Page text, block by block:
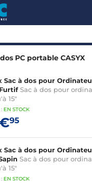
PC portable CASYX
Sac à dos pour
Sac à dos pour
15"
: EN STOCK
95
Sac à dos pour
Sac à dos pour
15"
: EN STOCK